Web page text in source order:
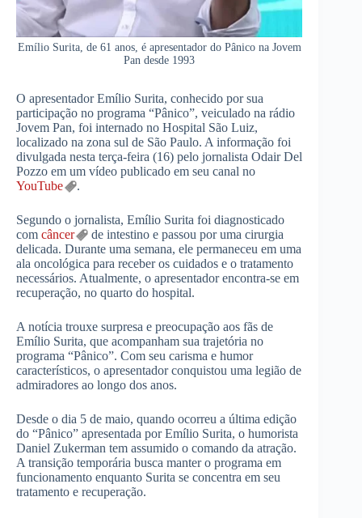
Emílio Surita, de 61 anos, é apresentador do Pânico na Jovem
Pan desde 1993
O apresentador Emílio Surita, conhecido por sua
participação no programa “Pânico”, veiculado na rádio
Jovem Pan, foi internado no Hospital São Luiz,
localizado na zona sul de São Paulo. A informação foi
divulgada nesta terça-feira (16) pelo jornalista Odair Del
Pozzo em um vídeo publicado em seu canal no
YouTube
.
Segundo o jornalista, Emílio Surita foi diagnosticado
com câncer
de intestino e passou por uma cirurgia
delicada. Durante uma semana, ele permaneceu em uma
ala oncológica para receber os cuidados e o tratamento
necessários. Atualmente, o apresentador encontra-se em
recuperação, no quarto do hospital.
A notícia trouxe surpresa e preocupação aos fãs de
Emílio Surita, que acompanham sua trajetória no
programa “Pânico”. Com seu carisma e humor
característicos, o apresentador conquistou uma legião de
admiradores ao longo dos anos.
Desde o dia 5 de maio, quando ocorreu a última edição
do “Pânico” apresentada por Emílio Surita, o humorista
Daniel Zukerman tem assumido o comando da atração.
A transição temporária busca manter o programa em
funcionamento enquanto Surita se concentra em seu
tratamento e recuperação.